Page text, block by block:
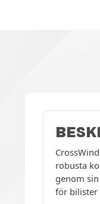
robusta
genom
för bilister